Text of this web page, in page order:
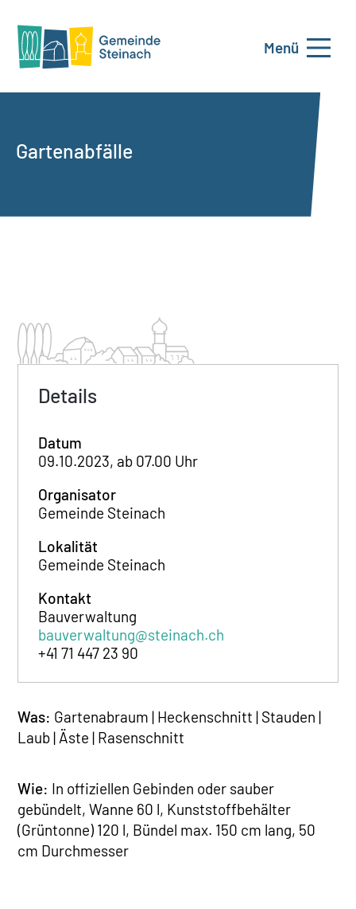
Menü
Gartenabfälle
Details
Datum
09.10.2023, ab 07.00 Uhr
Organisator
Gemeinde Steinach
Lokalität
Gemeinde Steinach
Kontakt
Bauverwaltung
bauverwaltung@steinach.ch
+41 71 447 23 90
Was: Gartenabraum | Heckenschnitt | Stauden |
Laub | Äste | Rasenschnitt
Wie: In offiziellen Gebinden oder sauber
gebündelt, Wanne 60 l, Kunststoffbehälter
(Grüntonne) 120 l, Bündel max. 150 cm lang, 50
cm Durchmesser